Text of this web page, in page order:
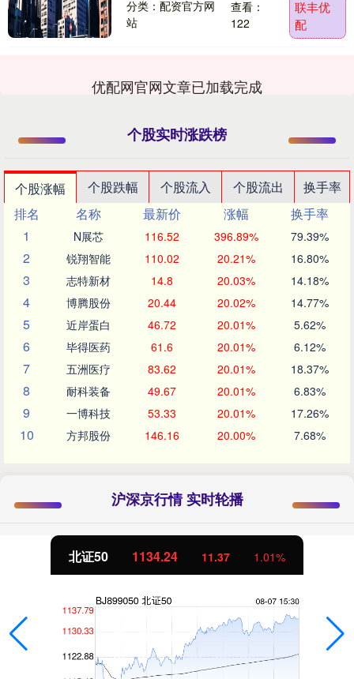
满心欢喜地....
分类：配资官方网
站
查看：
122
联丰优
配
优配网官网文章已加载完成
个股实时涨跌榜
个股涨幅 个股跌幅 个股流入 个股流出
换手率
排名
名称 最新价 涨幅
换手率
1
N展芯 116.52 396.89% 79.39%
2 锐翔智能 110.02 20.21% 16.80%
3 志特新材 14.8 20.03% 14.18%
4 博腾股份 20.44 20.02% 14.77%
5 近岸蛋白 46.72 20.01% 5.62%
6 毕得医药 61.6 20.01% 6.12%
7 五洲医疗 83.62 20.01% 18.37%
8 耐科装备 49.67 20.01% 6.83%
9 一博科技 53.33 20.01% 17.26%
10 方邦股份 146.16 20.00% 7.68%
沪深京行情 实时轮播
北证50 1134.24 11.37 1.01%